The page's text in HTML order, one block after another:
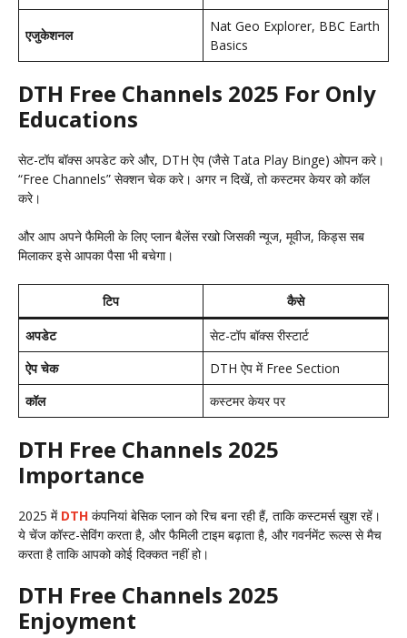
एजुकेशनल
Nat Geo Explorer, BBC Earth
Basics
DTH Free Channels 2025 For Only
Educations
सेट-टॉप बॉक्स अपडेट करे और, DTH ऐप (जैसे Tata Play Binge) ओपन करे।
“Free Channels” सेक्शन चेक करे। अगर न दिखें, तो कस्टमर केयर को कॉल
करे।
और आप अपने फैमिली के लिए प्लान बैलेंस रखो जिसकी न्यूज, मूवीज, किड्स सब
मिलाकर इसे आपका पैसा भी बचेगा।
टिप
कैसे
अपडेट
सेट-टॉप बॉक्स रीस्टार्ट
ऐप चेक
DTH ऐप में Free Section
कॉल
कस्टमर केयर पर
DTH Free Channels 2025
Importance
2025 में DTH कंपनियां बेसिक प्लान को रिच बना रही हैं, ताकि कस्टमर्स खुश रहें।
ये चेंज कॉस्ट-सेविंग करता है, और फैमिली टाइम बढ़ाता है, और गवर्नमेंट रूल्स से मैच
करता है ताकि आपको कोई दिक्कत नहीं हो।
DTH Free Channels 2025
Enjoyment